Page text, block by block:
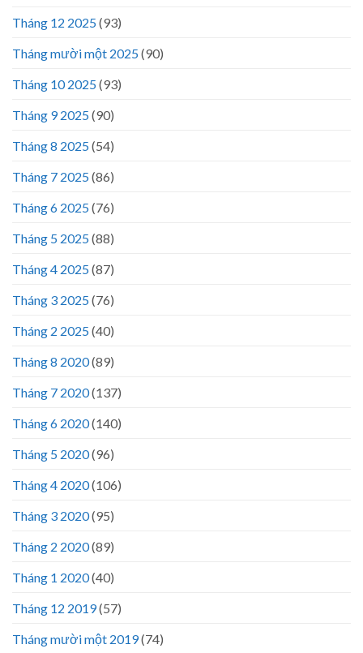
Tháng 12 2025(93)
Tháng mười một 2025(90)
Tháng 10 2025(93)
Tháng 9 2025(90)
Tháng 8 2025(54)
Tháng 7 2025(86)
Tháng 6 2025(76)
Tháng 5 2025(88)
Tháng 4 2025(87)
Tháng 3 2025(76)
Tháng 2 2025(40)
Tháng 8 2020(89)
Tháng 7 2020(137)
Tháng 6 2020(140)
Tháng 5 2020(96)
Tháng 4 2020(106)
Tháng 3 2020(95)
Tháng 2 2020(89)
Tháng 1 2020(40)
Tháng 12 2019(57)
Tháng mười một 2019(74)